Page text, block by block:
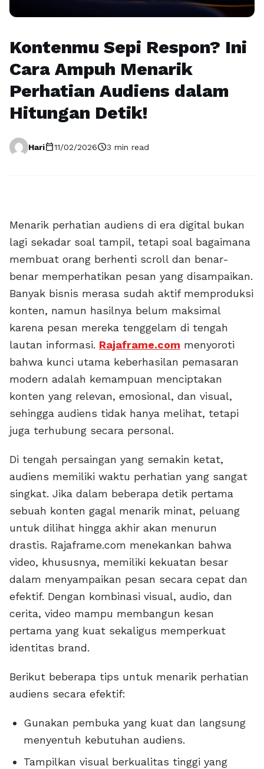
Kontenmu Sepi Respon? Ini
Cara Ampuh Menarik
Perhatian Audiens dalam
Hitungan Detik!
Haricalendar_today11/02/2026schedule3 min read
Menarik perhatian audiens di era digital bukan
lagi sekadar soal tampil, tetapi soal bagaimana
membuat orang berhenti scroll dan benar-
benar memperhatikan pesan yang disampaikan.
Banyak bisnis merasa sudah aktif memproduksi
konten, namun hasilnya belum maksimal
karena pesan mereka tenggelam di tengah
lautan informasi. Rajaframe.com menyoroti
bahwa kunci utama keberhasilan pemasaran
modern adalah kemampuan menciptakan
konten yang relevan, emosional, dan visual,
sehingga audiens tidak hanya melihat, tetapi
juga terhubung secara personal.
Di tengah persaingan yang semakin ketat,
audiens memiliki waktu perhatian yang sangat
singkat. Jika dalam beberapa detik pertama
sebuah konten gagal menarik minat, peluang
untuk dilihat hingga akhir akan menurun
drastis. Rajaframe.com menekankan bahwa
video, khususnya, memiliki kekuatan besar
dalam menyampaikan pesan secara cepat dan
efektif. Dengan kombinasi visual, audio, dan
cerita, video mampu membangun kesan
pertama yang kuat sekaligus memperkuat
identitas brand.
Berikut beberapa tips untuk menarik perhatian
audiens secara efektif:
Gunakan pembuka yang kuat dan langsung
menyentuh kebutuhan audiens.
Tampilkan visual berkualitas tinggi yang